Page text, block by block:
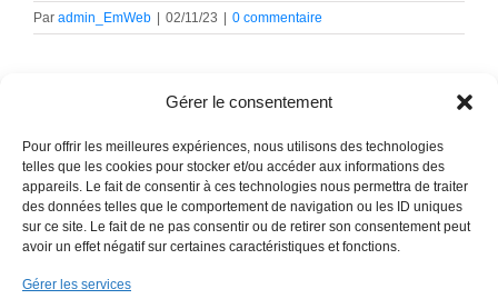
Gérer le consentement
Pour offrir les meilleures expériences, nous utilisons des technologies
telles que les cookies pour stocker et/ou accéder aux informations des
appareils. Le fait de consentir à ces technologies nous permettra de traiter
des données telles que le comportement de navigation ou les ID uniques
sur ce site. Le fait de ne pas consentir ou de retirer son consentement peut
avoir un effet négatif sur certaines caractéristiques et fonctions.
Gérer les services
Par admin_EmWeb | 02/11/23 | 0 commentaire
Copyright 2018 EmWeb.xyz - Mentions légales